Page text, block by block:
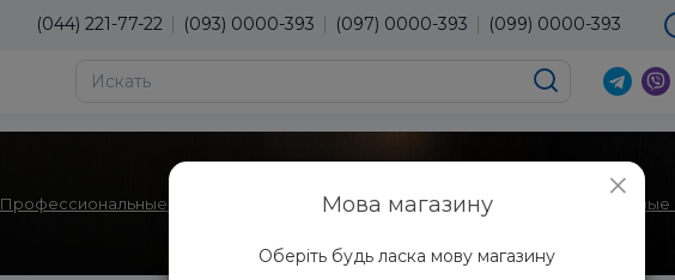
(044) 221-77-22 (093) 0000-393 (097) 0000-393 (099) 0000-393
Профессиональные микроволновые печи Профессиональные микроволновые
×
Мова магазину
Оберіть будь ласка мову магазину